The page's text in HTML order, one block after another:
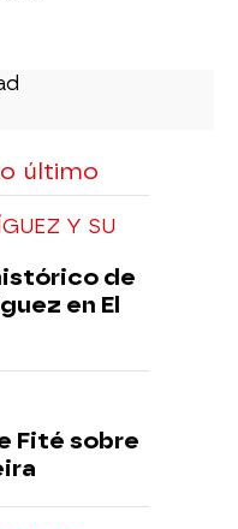
último
Y SU
de
en El
Fité sobre